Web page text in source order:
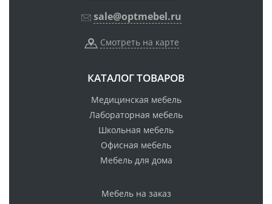
sale@optmebel.ru
Смотреть на карте
КАТАЛОГ ТОВАРОВ
Медицинская мебель
Лабораторная мебель
Школьная мебель
Офисная мебель
Мебель для дома
Мебель на заказ